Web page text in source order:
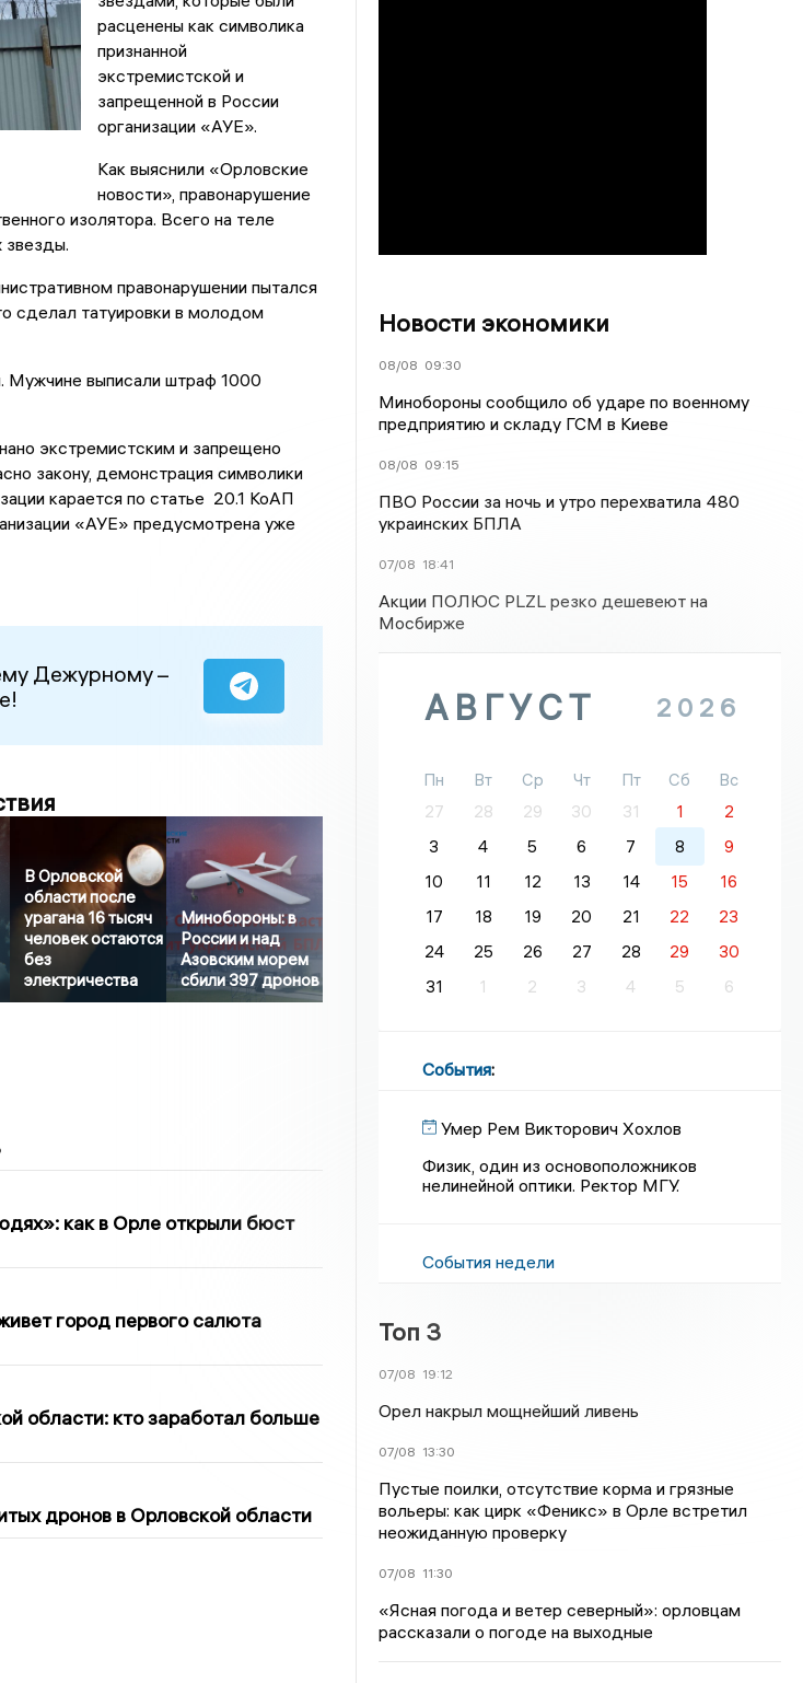
расценены как символика
признанной
экстремистской и
запрещенной в России
организации «АУЕ».
Как выяснили «Орловские
новости», правонарушение
изолятора. Всего на теле
звезды.
правонарушении пытался
сделал татуировки в молодом
Мужчине выписали штраф 1000
экстремистским и запрещено
закону, демонстрация символики
карается по статье 20.1 КоАП
«АУЕ» предусмотрена уже
Дежурному –
В Орловской
области после
урагана 16 тысяч
человек остаются
без
электричества
Минобороны: в
России и над
Азовским морем
сбили 397 дронов
как в Орле открыли бюст
город первого салюта
области: кто заработал больше
дронов в Орловской области
Новости экономики
08/08 09:30
Минобороны сообщило об ударе по военному
предприятию и складу ГСМ в Киеве
08/08 09:15
ПВО России за ночь и утро перехватила 480
украинских БПЛА
07/08 18:41
Акции ПОЛЮС PLZL резко дешевеют на
Мосбирже
АВГУСТ 2026
Пн Вт Ср Чт Пт Сб
Вс
27
28 29 30 31 1
2
3
4 5 6 7 8
9
10
11 12 13 14 15
16
17
18 19 20 21 22
23
24
25 26 27 28 29
30
31
1 2 3 4 5 6
События:
Умер Рем Викторович Хохлов
Физик, один из основоположников
нелинейной оптики. Ректор МГУ.
События недели
Топ 3
07/08 19:12
Орел накрыл мощнейший ливень
07/08 13:30
Пустые поилки, отсутствие корма и грязные
вольеры: как цирк «Феникс» в Орле встретил
неожиданную проверку
07/08 11:30
«Ясная погода и ветер северный»: орловцам
рассказали о погоде на выходные